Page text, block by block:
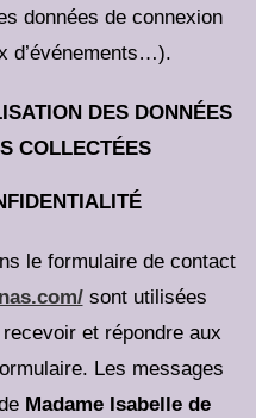
données de connexion
d’événements…).
DES DONNÉES
COLLECTÉES
le formulaire de contact
sont utilisées
et répondre aux
Les messages
Madame Isabelle de